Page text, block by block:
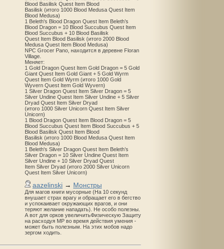
Blood Basilisk Quest Item Blood
Basilisk (итого 1000 Blood Medusa Quest Item
Blood Medusa)
1 Beleth's Blood Dragon Quest Item Beleth’s
Blood Dragon = 10 Blood Succubus Quest Item
Blood Succubus + 10 Blood Basilisk
Quest Item Blood Basilisk (итого 2000 Blood
Medusa Quest Item Blood Medusa)
NPC Grocer Pano, находится в деревне Floran
Village.
Меняет:
1 Gold Dragon Quest Item Gold Dragon = 5 Gold
Giant Quest Item Gold Giant + 5 Gold Wyrm
Quest Item Gold Wyrm (итого 1000 Gold
Wyvern Quest Item Gold Wyvern)
1 Silver Dragon Quest Item Silver Dragon = 5
Silver Undine Quest Item Silver Undine + 5 Silver
Dryad Quest Item Silver Dryad
(итого 1000 Silver Unicorn Quest Item Silver
Unicorn)
1 Blood Dragon Quest Item Blood Dragon = 5
Blood Succubus Quest Item Blood Succubus + 5
Blood Basilisk Quest Item Blood
Basilisk (итого 1000 Blood Medusa Quest Item
Blood Medusa)
1 Beleth's Silver Dragon Quest Item Beleth’s
Silver Dragon = 10 Silver Undine Quest Item
Silver Undine + 10 Silver Dryad Quest
Item Silver Dryad (итого 2000 Silver Unicorn
Quest Item Silver Unicorn)
aazelinski → Монстры
Для магов книги мусорные (На 10 секунд
внушает страх врагу и обращает его в бегство
и успокаивает окружающих врагов, и они
теряют желание нападать). Не особо полезны.
А вот для орков увеличитьФизическую Защиту
на расходуя MP во время действия умения -
может быть полезным. На этих мобов надо
зергом ходить.